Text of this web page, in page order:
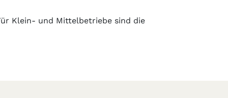
Klein- und Mittelbetriebe sind die